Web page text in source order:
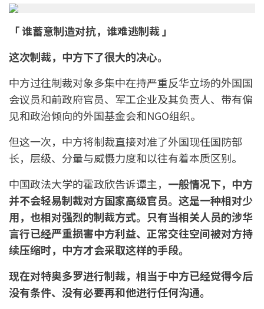
「 谁蓄意制造对抗，谁难逃制裁 」
这次制裁，中方下了很大的决心。
中方过往制裁对象多集中在持严重反华立场的外国国
会议员和前政府官员、军工企业及其负责人、带有偏
见和政治倾向的外国基金会和NGO组织。
但这一次，中方将制裁直接对准了外国现任国防部
长，层级、分量与威慑力度和以往有着本质区别。
中国政法大学的霍政欣告诉谭主， 一般情况下，中方
并不会轻易制裁对方国家高级官员。这是一种相对少
用，也相对强烈的制裁方式。只有当相关人员的涉华
言行已经严重损害中方利益、正常交往空间被对方持
续压缩时，中方才会采取这样的手段。
现在对特奥多罗进行制裁，相当于中方已经觉得今后
没有条件、没有必要再和他进行任何沟通。